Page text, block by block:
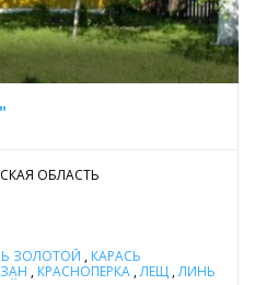
ОБЛАСТЬ
ЗОЛОТОЙ , КАРАСЬ
, КРАСНОПЕРКА ,ЛЕЩ ,ЛИНЬ